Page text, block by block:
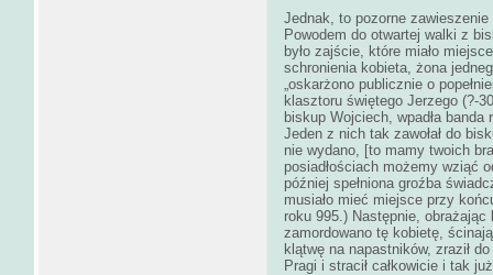
Jednak, to pozorne zawieszenie
Powodem do otwartej walki z
było zajście, które miało
schronienia kobieta, żona
„oskarżono publicznie o
klasztoru świętego Jerzego (?-
biskup Wojciech, wpadła
Jeden z nich tak zawołał do
nie wydano, [to mamy twoich
posiadłościach możemy wziąć
później spełniona groźba
musiało mieć miejsce przy
roku 995.) Następnie,
zamordowano tę kobietę,
klątwę na napastników, zraził
Pragi i stracił całkowicie i tak